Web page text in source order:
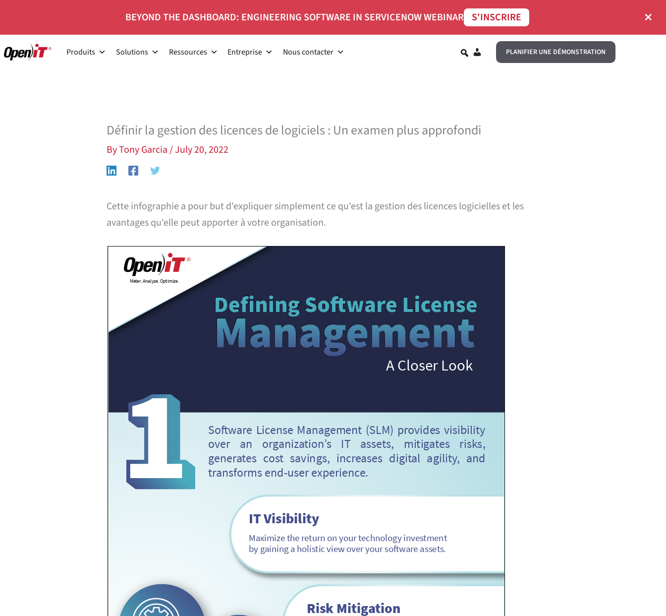
content
BEYOND THE DASHBOARD: ENGINEERING SOFTWARE IN SERVICENOW WEBINAR S'INSCRIRE ×
Produits Solutions Ressources Entreprise Nous contacter PLANIFIER UNE DÉMONSTRATION
Définir la gestion des licences de logiciels : Un examen plus approfondi
ByTony Garcia/July 20, 2022
Cette infographie a pour but d'expliquer simplement ce qu'est la gestion des licences logicielles et les
avantages qu'elle peut apporter à votre organisation.